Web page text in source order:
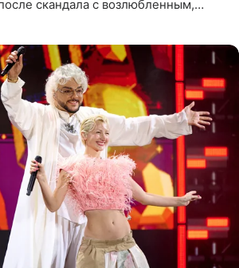
скандала с возлюбленным,